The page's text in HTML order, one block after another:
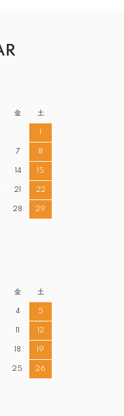
金 土
1
7 8
14 15
21 22
28 29
金 土
4 5
11 12
18 19
25 26